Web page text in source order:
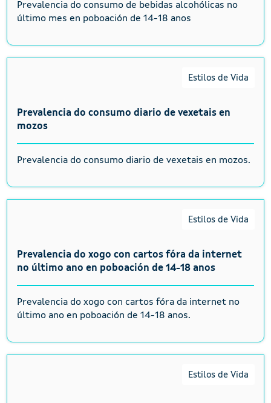
Prevalencia do consumo de bebidas alcohólicas no
último mes en poboación de 14-18 anos
Estilos de Vida
Prevalencia do consumo diario de vexetais en
mozos
Prevalencia do consumo diario de vexetais en mozos.
Estilos de Vida
Prevalencia do xogo con cartos fóra da internet
no último ano en poboación de 14-18 anos
Prevalencia do xogo con cartos fóra da internet no
último ano en poboación de 14-18 anos.
Estilos de Vida